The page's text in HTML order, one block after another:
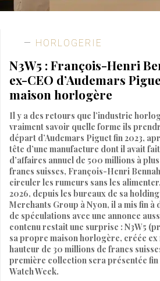
HORLOGERIE
N3W5 : François-Henri
ex-CEO d’Audemars
maison horlogère
Il y a des retours que l’industrie
vraiment savoir quelle forme ils
départ d’Audemars Piguet fin 2023,
tête d’une manufacture dont il avait
d’affaires annuel de 500 millions à
francs suisses, François-Henri
circuler les rumeurs sans les
2026, depuis les bureaux de sa
Merchants Group à Nyon, il a mis fin à
de spéculations avec une annonce
contenu restait une surprise : N3W5
sa propre maison horlogère, créée ex
hauteur de 30 millions de francs
première collection sera présentée fin
Watch Week.